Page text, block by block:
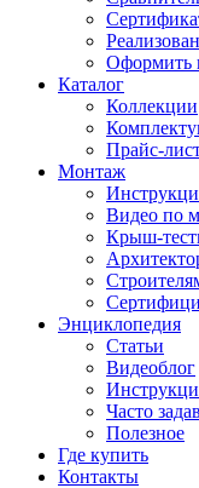
Оформить
Каталог
Коллекции
Прайс-
Монтаж
Видео по
Крыш-
Энциклопедия
Статьи
Видеоблог
Часто
Полезное
Где купить
Контакты